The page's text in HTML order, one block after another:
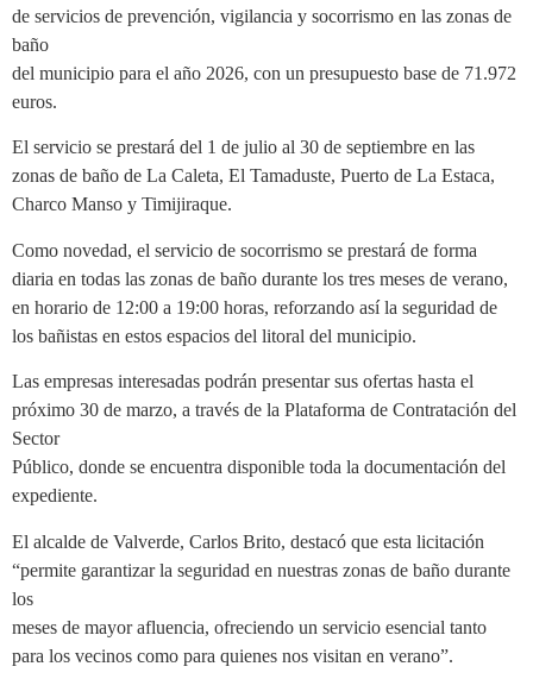
de servicios de prevención, vigilancia y socorrismo en las zonas de
baño
del municipio para el año 2026, con un presupuesto base de 71.972
euros.
El servicio se prestará del 1 de julio al 30 de septiembre en las
zonas de baño de La Caleta, El Tamaduste, Puerto de La Estaca,
Charco Manso y Timijiraque.
Como novedad, el servicio de socorrismo se prestará de forma
diaria en todas las zonas de baño durante los tres meses de verano,
en horario de 12:00 a 19:00 horas, reforzando así la seguridad de
los bañistas en estos espacios del litoral del municipio.
Las empresas interesadas podrán presentar sus ofertas hasta el
próximo 30 de marzo, a través de la Plataforma de Contratación del
Sector
Público, donde se encuentra disponible toda la documentación del
expediente.
El alcalde de Valverde, Carlos Brito, destacó que esta licitación
“permite garantizar la seguridad en nuestras zonas de baño durante
los
meses de mayor afluencia, ofreciendo un servicio esencial tanto
para los vecinos como para quienes nos visitan en verano”.